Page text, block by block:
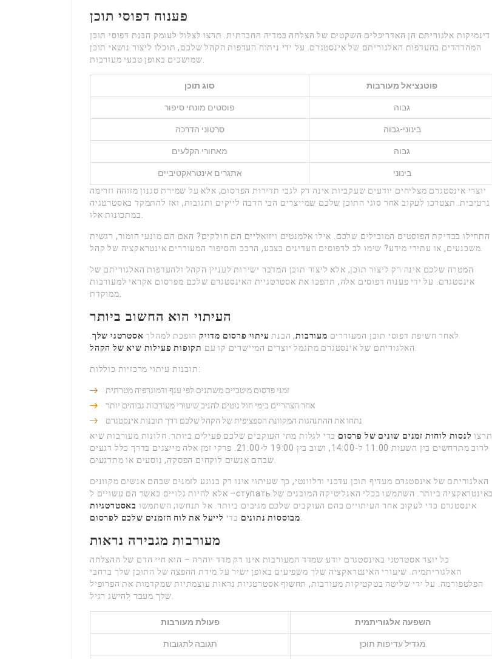
פענוח דפוסי תוכן
דינמיקות אלגוריתם הן האדריכלים השקטים של הצלחה במדיה החברתית. תרצו לצלול לעומק הבנת דפוסי תוכן
המהדהדים בהעדפות האלגוריתם של אינסטגרם. על ידי ניתוח העדפות הקהל שלכם, תוכלו ליצור נושאי תוכן
סוג תוכן פוטנציאל מעורבות
פוסטים מונחי סיפור גבוה
סרטוני הדרכה בינוני-גבוה
מאחורי הקלעים גבוה
אתגרים אינטראקטיביים
בינוני
יוצרי אינסטגרם מצליחים יודעים שעקביות אינה רק לגבי תדירות הפרסום, אלא על שמירת סגנון מזוהה וזרימה
נרטיבית. תצטרכו לעקוב אחר סוגי התוכן שלכם שמייצרים הכי הרבה לייקים ותגובות, ואז להתמקד באסטרטגיה
התחילו בבדיקת הפוסטים המובילים שלכם. אילו אלמנטים ויזואליים הם חולקים? האם הם מונעי הומור, רגשית
המטרה שלכם אינה רק ליצור תוכן, אלא ליצור תוכן המדבר ישירות לעניין הקהל ולהעדפות האלגוריתם של
אינסטגרם. על ידי פענוח דפוסים אלה, תהפכו את אסטרטגיית האינסטגרם שלכם מפרסום אקראי למעורבות
העיתוי הוא החשוב ביותר
לאחר חשיפת דפוסי תוכן המעוררים מעורבות, הבנת עיתוי פרסום מדויקהופכת למהלך אסטרטגי שלך
האלגוריתם של אינסטגרם מתגמל יוצרים המיישרים קו עם תקופות פעילות שיא של הקהל
תובנות עיתוי מרכזיות כוללות:
זמני פרסום מיטביים משתנים לפי ענף ודמוגרפיה מטרתית
אחר הצהריים בימי חול נוטים להניב שיעורי מעורבות גבוהים יותר
נתחו את ההתנהגות המקוונת הספציפית של הקהל שלכם דרך תובנות אינסטגרם
תרצו לנסות לוחות זמנים שונים של פרסום כדי לגלות מתי העוקבים שלכם פעילים ביותר. חלונות מעורבות שיא
לרוב מתרחשים בין השעות 11:00 ל-14:00, ושוב בין 19:00 ל-21:00. פרקי זמן אלה מייצגים בדרך כלל רגעים
האלגוריתם של אינסטגרם מעדיף תוכן עדכני ורלוונטי, כך שעיתוי אינו רק בנוגע לזמנים שבהם אנשים מקוונים
– אלא להיות גלויים כאשר הם עשויים לступать באינטראקציה ביותר. השתמשו בכלי האנליטיקה המובנים של
אינסטגרם כדי לעקוב אחר העיתויים בהם העוקבים שלכם מגיבים ביותר. אל תנחשו; השתמשו באסטרטגיות
מבוססות נתונים כדי לייעל את לוח הזמנים שלכם לפרסום
מעורבות מגבירה נראות
כל יוצר אסטרטגי באינסטגרם יודע שמדד המעורבות אינו רק מדד יוהרה – הוא חיי הדם של ההצלחה
האלגוריתמית. שיעורי האינטראקציה שלך משפיעים באופן ישיר על מידת ההפצה של התוכן שלך ברחבי
הפלטפורמה. על ידי שליטה בטקטיקות מעורבות, תחשוף אסטרטגיות נראות עוצמתיות שמקדמות את הפרופיל
פעולת מעורבות השפעה אלגוריתמית
תגובה לתגובות מגדיל עדיפות תוכן